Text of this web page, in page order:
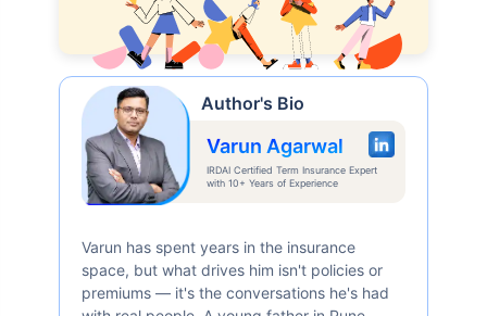
Author's Bio
Varun Agarwal
IRDAI Certified Term Insurance Expert
with 10+ Years of Experience
Varun has spent years in the insurance
space, but what drives him isn't policies or
premiums — it's the conversations he's had